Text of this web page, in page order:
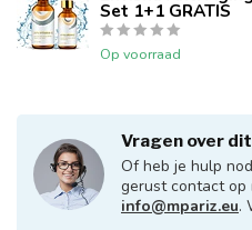
Set 1+1 GRATIS
Op voorraad
Vragen over
Of heb je hulp
gerust contact op
info@mpariz.eu.